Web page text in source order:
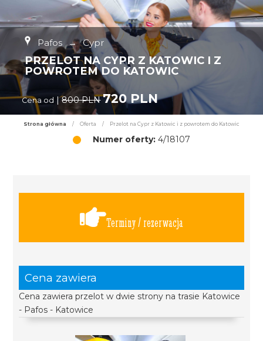
Pafos → Cypr
PRZELOT NA CYPR Z KATOWIC I Z
POWROTEM DO KATOWIC
Cena od |800 PLN 720 PLN
Strona główna / Oferta / Przelot na Cypr z Katowic i z powrotem do Katowic
Numer oferty: 4/18107
Terminy / rezerwacja
Cena zawiera
Cena zawiera przelot w dwie strony na trasie Katowice
- Pafos - Katowice